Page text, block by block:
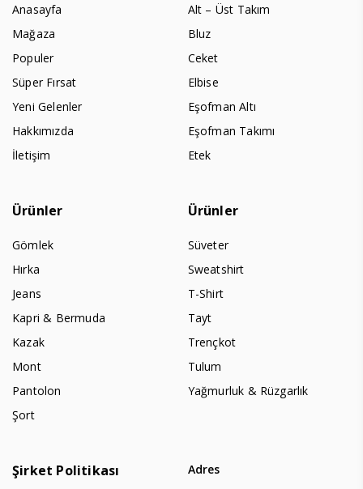
Anasayfa
Mağaza
Populer
Süper Fırsat
Yeni Gelenler
Hakkımızda
İletişim
Alt – Üst Takım
Bluz
Ceket
Elbise
Eşofman Altı
Eşofman Takımı
Etek
Ürünler
Gömlek
Hırka
Jeans
Kapri & Bermuda
Kazak
Mont
Pantolon
Şort
Ürünler
Süveter
Sweatshirt
T-Shirt
Tayt
Trençkot
Tulum
Yağmurluk & Rüzgarlık
Şirket Politikası
Adres